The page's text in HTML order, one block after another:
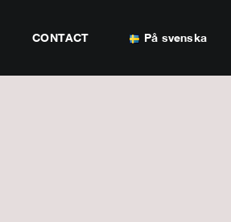
CONTACT På svenska